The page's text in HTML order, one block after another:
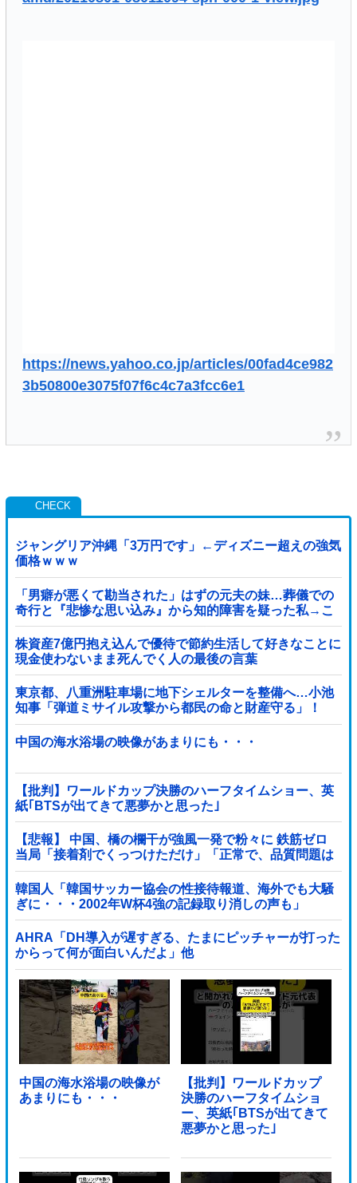
https://news.yahoo.co.jp/articles/00fad4ce982
3b50800e3075f07f6c4c7a3fcc6e1
ジャングリア沖縄「3万円です」←ディズニー超えの強気
価格ｗｗｗ
「男癖が悪くて勘当された」はずの元夫の妹…葬儀での
奇行と『悲惨な思い込み』から知的障害を疑った私→こ
っそり病院へ誘導し行政保護させた話
株資産7億円抱え込んで優待で節約生活して好きなことに
現金使わないまま死んでく人の最後の言葉
東京都、八重洲駐車場に地下シェルターを整備へ…小池
知事「弾道ミサイル攻撃から都民の命と財産守る」！
中国の海水浴場の映像があまりにも・・・
【批判】ワールドカップ決勝のハーフタイムショー、英
紙｢BTSが出てきて悪夢かと思った｣
【悲報】 中国、橋の欄干が強風一発で粉々に 鉄筋ゼロ
当局「接着剤でくっつけただけ」「正常で、品質問題は
ない」
韓国人「韓国サッカー協会の性接待報道、海外でも大騒
ぎに・・・2002年W杯4強の記録取り消しの声も」
→「マジで国の恥だ」「2002年まで疑う価値があ...
AHRA「DH導入が遅すぎる、たまにピッチャーが打った
からって何が面白いんだよ」他
中国の海水浴場の映像が
あまりにも・・・
【批判】ワールドカップ
決勝のハーフタイムショ
ー、英紙｢BTSが出てきて
悪夢かと思った｣